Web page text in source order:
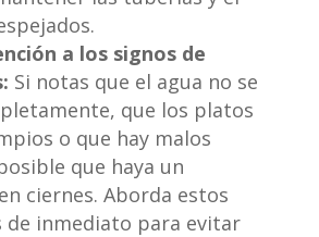
a los signos de
Si notas que el agua no se
que los platos
o que hay malos
que haya un
ciernes. Aborda estos
de inmediato para evitar